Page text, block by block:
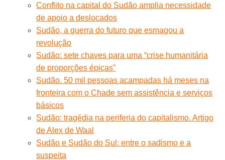
Conflito na capital do Sudão amplia necessidade
de apoio a deslocados
Sudão, a guerra do futuro que esmagou a
revolução
Sudão: sete chaves para uma “crise humanitária
de proporções épicas”
Sudão. 50 mil pessoas acampadas há meses na
fronteira com o Chade sem assistência e serviços
básicos
Sudão: tragédia na periferia do capitalismo. Artigo
de Alex de Waal
Sudão e Sudão do Sul: entre o sadismo e a
suspeita